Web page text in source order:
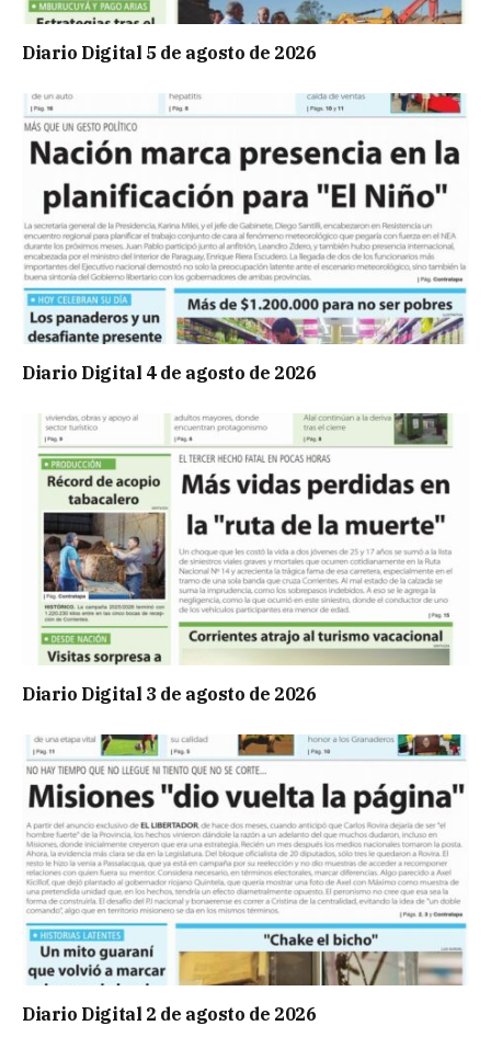
Diario Digital 5 de agosto de 2026
Diario Digital 4 de agosto de 2026
Diario Digital 3 de agosto de 2026
Diario Digital 2 de agosto de 2026